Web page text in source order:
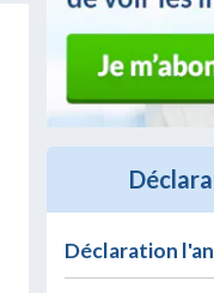
Déclaration